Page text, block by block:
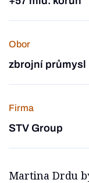
Obor
zbrojní průmysl
Firma
STV Group
Martina Drdu